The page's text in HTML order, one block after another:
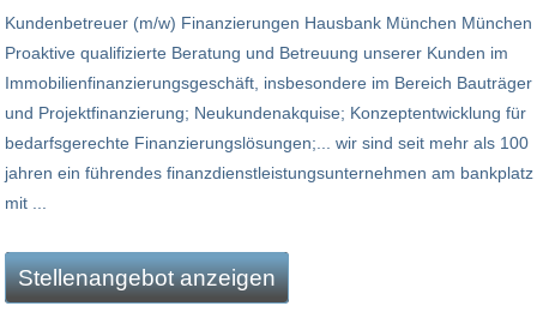
Kundenbetreuer (m/w) Finanzierungen Hausbank München München
Proaktive qualifizierte Beratung und Betreuung unserer Kunden im
Immobilienfinanzierungsgeschäft, insbesondere im Bereich Bauträger
und Projektfinanzierung; Neukundenakquise; Konzeptentwicklung für
bedarfsgerechte Finanzierungslösungen;... wir sind seit mehr als 100
jahren ein führendes finanzdienstleistungsunternehmen am bankplatz
mit ...
Stellenangebot anzeigen